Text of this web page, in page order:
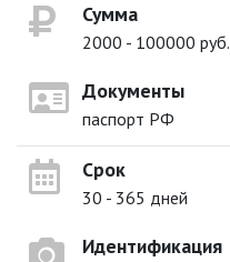
Сумма
2000 - 100000 руб.
Документы
паспорт РФ
Срок
30 - 365 дней
Идентификация